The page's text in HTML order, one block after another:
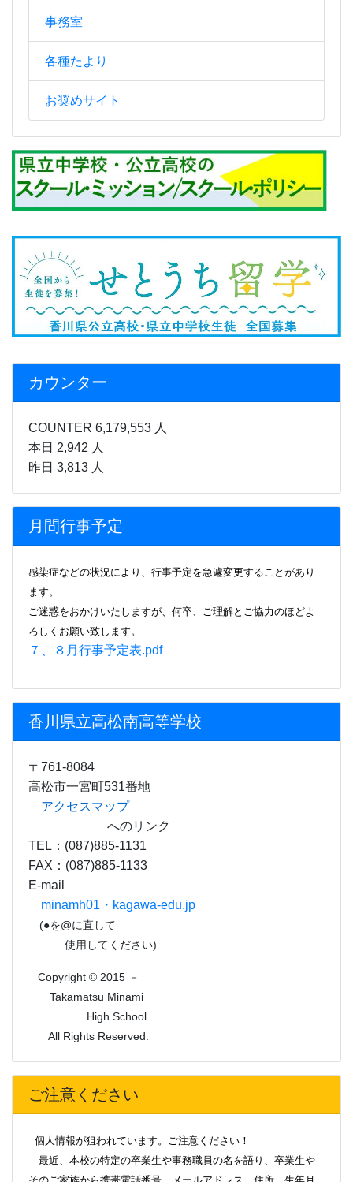
事務室
各種たより
お奨めサイト
カウンター
COUNTER 6,179,553 人
本日 2,942 人
昨日 3,813 人
月間行事予定
感染症などの状況により、行事予定を急遽変更することがあり
ます。
ご迷惑をおかけいたしますが、何卒、ご理解とご協力のほどよ
ろしくお願い致します。
７、８月行事予定表.pdf
香川県立高松南高等学校
〒761-8084
高松市一宮町531番地
アクセスマップ
へのリンク
TEL：(087)885-1131
FAX：(087)885-1133
E-mail
minamh01・kagawa-edu.jp
(●を@に直して
使用してください)
Copyright © 2015 －
Takamatsu Minami
High School.
All Rights Reserved.
ご注意ください
個人情報が狙われています。ご注意ください！
最近、本校の特定の卒業生や事務職員の名を語り、卒業生や